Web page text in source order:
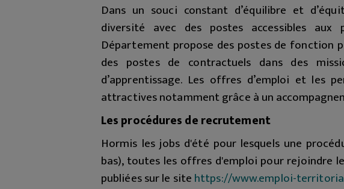
Dans un souci constant d’équilibre et
diversité avec des postes accessibles
Département propose des postes de fonction
des postes de contractuels dans des
d’apprentissage. Les offres d’emploi et les
attractives notamment grâce à un
Les procédures de recrutement
Hormis les jobs d'été pour lesquels une
bas), toutes les offres d'emploi pour rejoindre
publiées sur le sitehttps://www.emploi-